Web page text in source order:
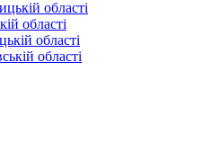
області
області
області
області